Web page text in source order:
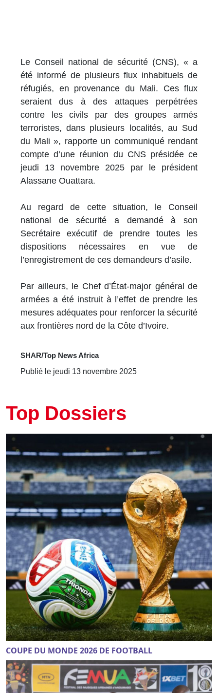
Le Conseil national de sécurité (CNS), « a
été informé de plusieurs flux inhabituels de
réfugiés, en provenance du Mali. Ces flux
seraient dus à des attaques perpétrées
contre les civils par des groupes armés
terroristes, dans plusieurs localités, au Sud
du Mali », rapporte un communiqué rendant
compte d’une réunion du CNS présidée ce
jeudi 13 novembre 2025 par le président
Alassane Ouattara.
Au regard de cette situation, le Conseil
national de sécurité a demandé à son
Secrétaire exécutif de prendre toutes les
dispositions nécessaires en vue de
l’enregistrement de ces demandeurs d’asile.
Par ailleurs, le Chef d’État-major général de
armées a été instruit à l’effet de prendre les
mesures adéquates pour renforcer la sécurité
aux frontières nord de la Côte d’Ivoire.
SHAR/Top News Africa
Publié le jeudi 13 novembre 2025
Top Dossiers
COUPE DU MONDE 2026 DE FOOTBALL